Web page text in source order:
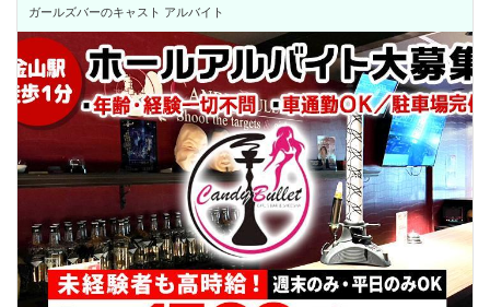
ガールズバーのキャスト アルバイト